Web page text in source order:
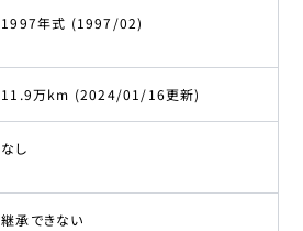
1997年式 (1997/02)
11.9万km (2024/01/16更新)
なし
継承できない